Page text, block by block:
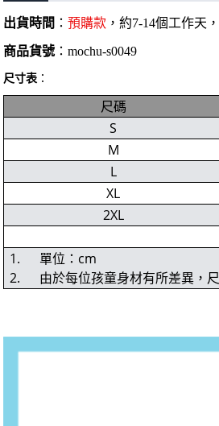
出貨時間 ：預購款 ，約7-14個工作天
商品貨號：mochu-s0049
尺寸表 ：
尺碼
S
M
L
XL
2XL
1. 單位：cm
2. 由於每位孩童身材有所差異，尺